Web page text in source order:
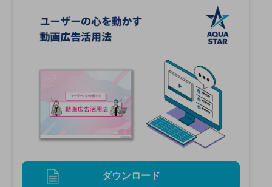
ダウンロード